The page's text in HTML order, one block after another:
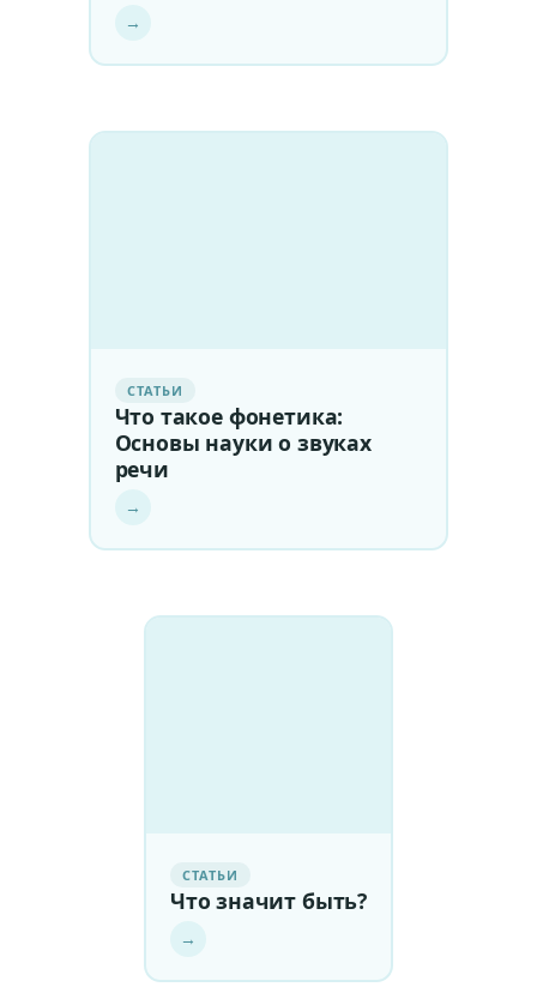
→
СТАТЬИ
Что такое фонетика:
Основы науки о звуках
речи
→
СТАТЬИ
Что значит быть?
→